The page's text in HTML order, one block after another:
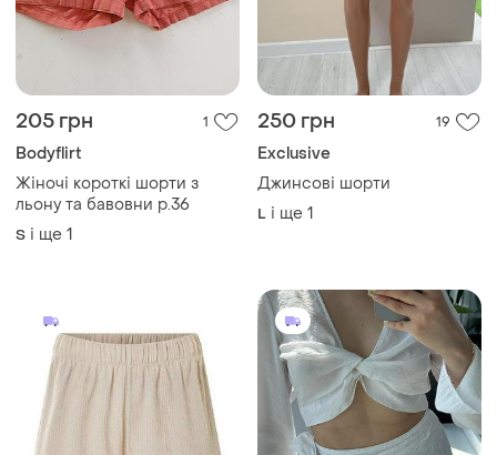
205 грн 1
Bodyflirt
Жіночі короткі шорти з
льону та бавовни р.36
S і ще 1
250 грн 19
Exclusive
Джинсові шорти
L і ще 1